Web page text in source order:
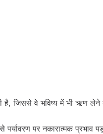
जिससे वे भविष्य में भी ऋण लेने के
पर नकारात्मक प्रभाव